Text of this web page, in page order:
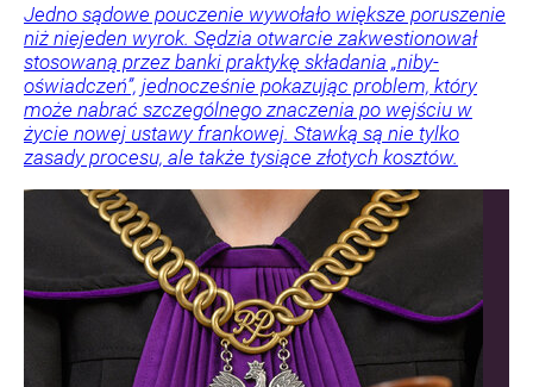
Jedno sądowe pouczenie wywołało większe poruszenie
niż niejeden wyrok. Sędzia otwarcie zakwestionował
stosowaną przez banki praktykę składania „niby-
oświadczeń”, jednocześnie pokazując problem, który
może nabrać szczególnego znaczenia po wejściu w
życie nowej ustawy frankowej. Stawką są nie tylko
zasady procesu, ale także tysiące złotych kosztów.